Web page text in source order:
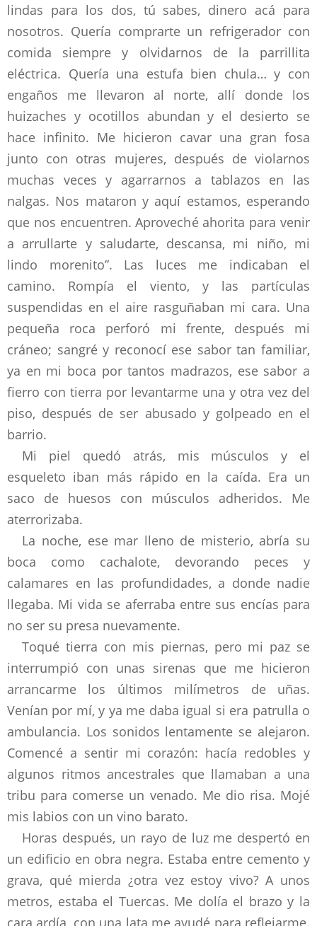
lindas para los dos, tú sabes, dinero acá para
nosotros. Quería comprarte un refrigerador con
comida siempre y olvidarnos de la parrillita
eléctrica. Quería una estufa bien chula… y con
engaños me llevaron al norte, allí donde los
huizaches y ocotillos abundan y el desierto se
hace infinito. Me hicieron cavar una gran fosa
junto con otras mujeres, después de violarnos
muchas veces y agarrarnos a tablazos en las
nalgas. Nos mataron y aquí estamos, esperando
que nos encuentren. Aproveché ahorita para venir
a arrullarte y saludarte, descansa, mi niño, mi
lindo morenito”. Las luces me indicaban el
camino. Rompía el viento, y las partículas
suspendidas en el aire rasguñaban mi cara. Una
pequeña roca perforó mi frente, después mi
cráneo; sangré y reconocí ese sabor tan familiar,
ya en mi boca por tantos madrazos, ese sabor a
fierro con tierra por levantarme una y otra vez del
piso, después de ser abusado y golpeado en el
barrio.
Mi piel quedó atrás, mis músculos y el
esqueleto iban más rápido en la caída. Era un
saco de huesos con músculos adheridos. Me
aterrorizaba.
La noche, ese mar lleno de misterio, abría su
boca como cachalote, devorando peces y
calamares en las profundidades, a donde nadie
llegaba. Mi vida se aferraba entre sus encías para
no ser su presa nuevamente.
Toqué tierra con mis piernas, pero mi paz se
interrumpió con unas sirenas que me hicieron
arrancarme los últimos milímetros de uñas.
Venían por mí, y ya me daba igual si era patrulla o
ambulancia. Los sonidos lentamente se alejaron.
Comencé a sentir mi corazón: hacía redobles y
algunos ritmos ancestrales que llamaban a una
tribu para comerse un venado. Me dio risa. Mojé
mis labios con un vino barato.
Horas después, un rayo de luz me despertó en
un edificio en obra negra. Estaba entre cemento y
grava, qué mierda ¿otra vez estoy vivo? A unos
metros, estaba el Tuercas. Me dolía el brazo y la
cara ardía, con una lata me ayudé para reflejarme.